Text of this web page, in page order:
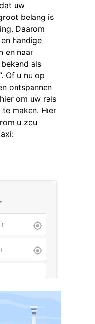
uw
belang is
Daarom
handige
en naar
als
Of u nu op
ontspannen
om uw reis
te maken. Hier
u zou